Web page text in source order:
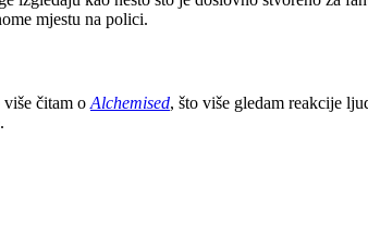
mjestu na polici.
čitam o Alchemised, što više gledam reakcije